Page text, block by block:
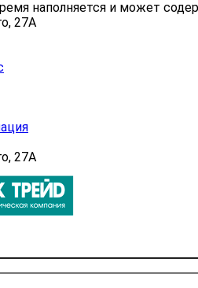
наполняется и может
27А
27А